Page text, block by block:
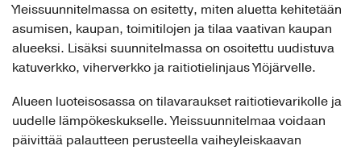
Yleissuunnitelmassa on esitetty, miten aluetta kehitetään
asumisen, kaupan, toimitilojen ja tilaa vaativan kaupan
alueeksi. Lisäksi suunnitelmassa on osoitettu uudistuva
katuverkko, viherverkko ja raitiotielinjaus Ylöjärvelle.
Alueen luoteisosassa on tilavaraukset raitiotievarikolle ja
uudelle lämpökeskukselle. Yleissuunnitelmaa voidaan
päivittää palautteen perusteella vaiheyleiskaavan